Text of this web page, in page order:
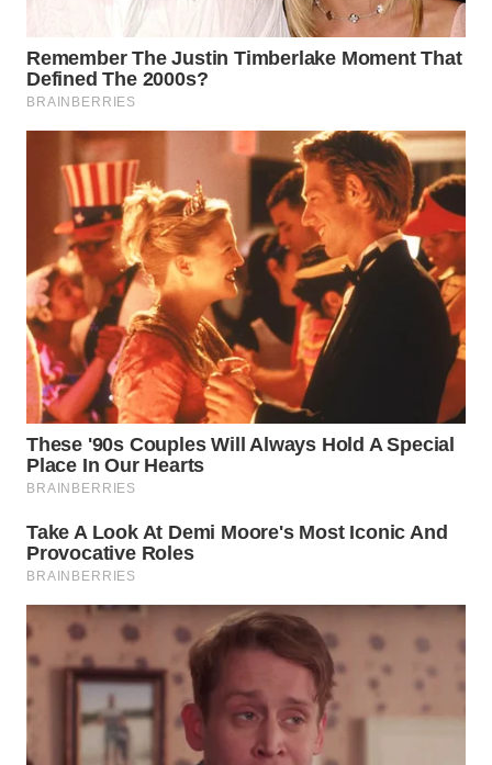
MANDALIKA
WN
LIKUPANG
WN
LABUANBAJO
WN
BORNEO
Wahana
Media
Group
WAHANA
NEWS
WAHANA
TANI
WAHANA
ADVOKAT
WAHANA
INFRASTRUKTUR